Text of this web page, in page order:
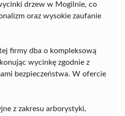
drzew w Mogilnie, co
oraz wysokie zaufanie
firmy dba o kompleksową
wycinkę zgodnie z
bezpieczeństwa. W ofercie
z zakresu arborystyki,